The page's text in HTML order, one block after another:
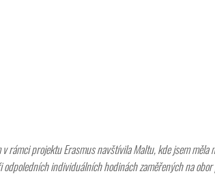
projektu Erasmus navštívila Maltu, kde jsem
individuálních hodinách zaměřených na